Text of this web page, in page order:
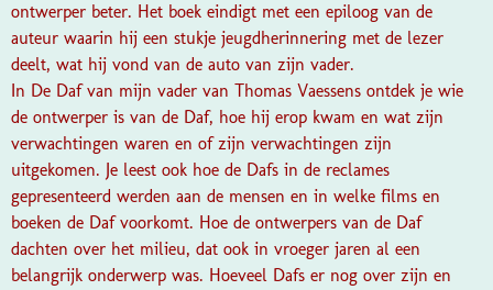
ontwerper beter. Het boek eindigt met een epiloog van de
auteur waarin hij een stukje jeugdherinnering met de lezer
deelt, wat hij vond van de auto van zijn vader.
In De Daf van mijn vader van Thomas Vaessens ontdek je wie
de ontwerper is van de Daf, hoe hij erop kwam en wat zijn
verwachtingen waren en of zijn verwachtingen zijn
uitgekomen. Je leest ook hoe de Dafs in de reclames
gepresenteerd werden aan de mensen en in welke films en
boeken de Daf voorkomt. Hoe de ontwerpers van de Daf
dachten over het milieu, dat ook in vroeger jaren al een
belangrijk onderwerp was. Hoeveel Dafs er nog over zijn en